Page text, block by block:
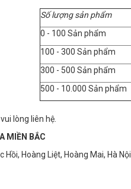
Số lượng sản phẩm
0 - 100 Sản phẩm
100 - 300 Sản phẩm
300 - 500 Sản phẩm
500 - 10.000 Sản phẩm
lòng liên hệ.
MIỀN BẮC
Liệt, Hoàng Mai, Hà Nội